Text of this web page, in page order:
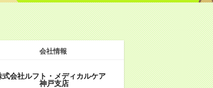
会社情報
式会社ルフト・メディカルケア
神戸支店